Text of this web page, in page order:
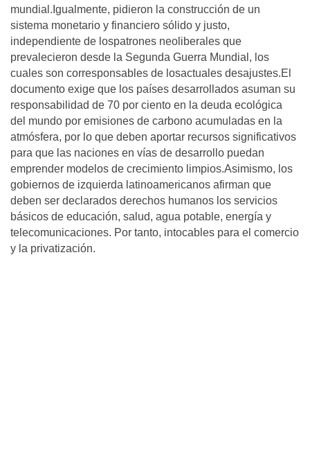
mundial.Igualmente, pidieron la construcción de un
sistema monetario y financiero sólido y justo,
independiente de lospatrones neoliberales que
prevalecieron desde la Segunda Guerra Mundial, los
cuales son corresponsables de losactuales desajustes.El
documento exige que los paí­ses desarrollados asuman su
responsabilidad de 70 por ciento en la deuda ecológica
del mundo por emisiones de carbono acumuladas en la
atmósfera, por lo que deben aportar recursos significativos
para que las naciones en ví­as de desarrollo puedan
emprender modelos de crecimiento limpios.Asimismo, los
gobiernos de izquierda latinoamericanos afirman que
deben ser declarados derechos humanos los servicios
básicos de educación, salud, agua potable, energí­a y
telecomunicaciones. Por tanto, intocables para el comercio
y la privatización.